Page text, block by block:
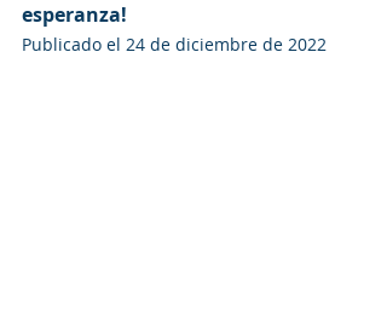
esperanza!
Publicado el 24 de diciembre de 2022